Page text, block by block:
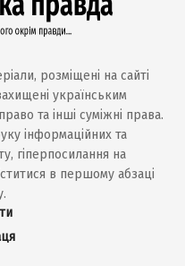
розміщені на сайті
українським
та інші суміжні права.
інформаційних та
гіперпосилання на
в першому абзаці